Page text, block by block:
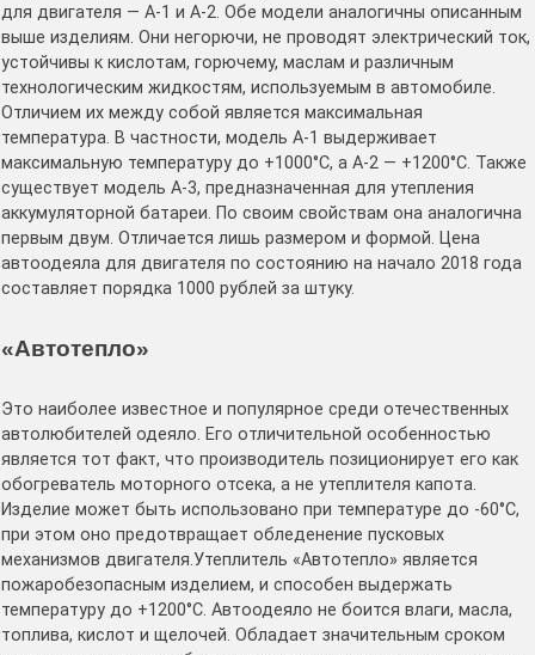
для двигателя — А-1 и А-2. Обе модели аналогичны описанным
выше изделиям. Они негорючи, не проводят электрический ток,
устойчивы к кислотам, горючему, маслам и различным
технологическим жидкостям, используемым в автомобиле.
Отличием их между собой является максимальная
температура. В частности, модель А-1 выдерживает
максимальную температуру до +1000°С, а А-2 — +1200°С. Также
существует модель А-3, предназначенная для утепления
аккумуляторной батареи. По своим свойствам она аналогична
первым двум. Отличается лишь размером и формой. Цена
автоодеяла для двигателя по состоянию на начало 2018 года
составляет порядка 1000 рублей за штуку.
«Автотепло»
Это наиболее известное и популярное среди отечественных
автолюбителей одеяло. Его отличительной особенностью
является тот факт, что производитель позиционирует его как
обогреватель моторного отсека, а не утеплителя капота.
Изделие может быть использовано при температуре до -60°С,
при этом оно предотвращает обледенение пусковых
механизмов двигателя.Утеплитель «Автотепло» является
пожаробезопасным изделием, и способен выдержать
температуру до +1200°С. Автоодеяло не боится влаги, масла,
топлива, кислот и щелочей. Обладает значительным сроком